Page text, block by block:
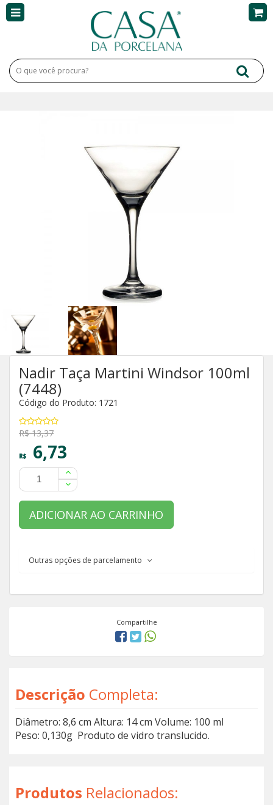
Nadir Taça Martini Windsor 100ml
(7448)
Código do Produto: 1721
R$ 13,37
R$ 6,73
ADICIONAR AO CARRINHO
Outras opções de parcelamento
Compartilhe
Descrição Completa:
Diâmetro: 8,6 cm Altura: 14 cm Volume: 100 ml
Peso: 0,130g Produto de vidro translucido.
Produtos Relacionados: